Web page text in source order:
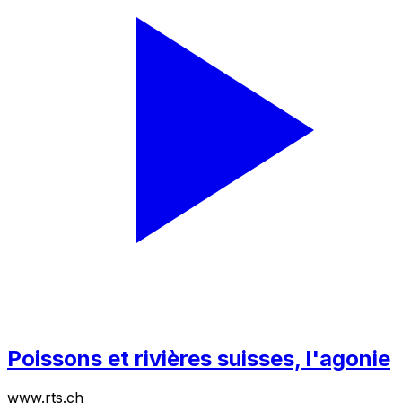
Poissons et rivières suisses, l'agonie
www.rts.ch